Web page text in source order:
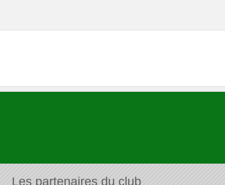
Les partenaires du club